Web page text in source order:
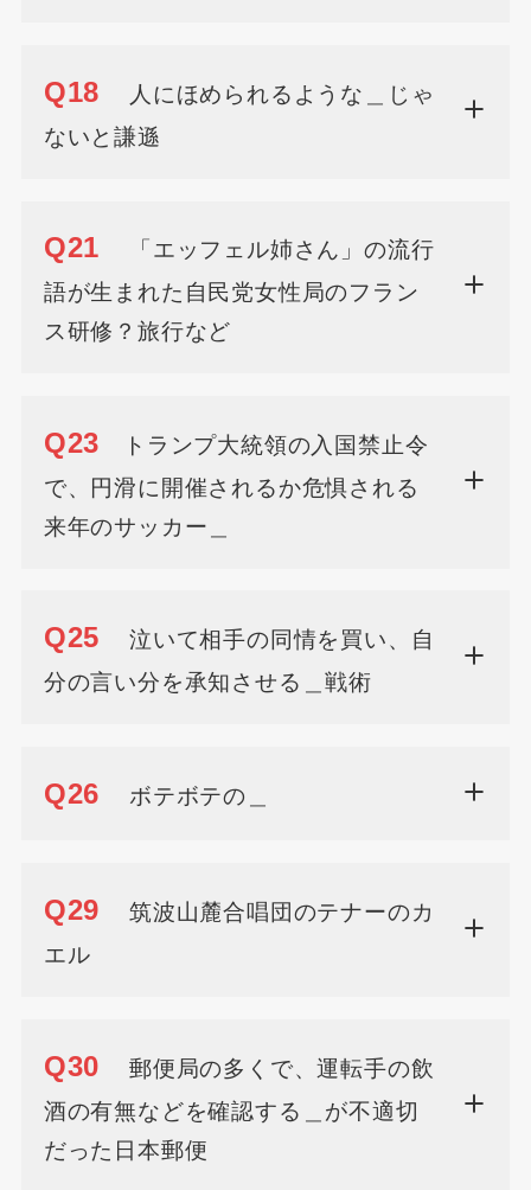
Q18
人にほめられるような＿じゃ
ないと謙遜
Q21
「エッフェル姉さん」の流行
語が生まれた自民党女性局のフラン
ス研修？旅行など
Q23 トランプ大統領の入国禁止令
で、円滑に開催されるか危惧される
来年のサッカー＿
Q25
泣いて相手の同情を買い、自
分の言い分を承知させる＿戦術
Q26 ボテボテの＿
Q29
筑波山麓合唱団のテナーのカ
エル
Q30
郵便局の多くで、運転手の飲
酒の有無などを確認する＿が不適切
だった日本郵便